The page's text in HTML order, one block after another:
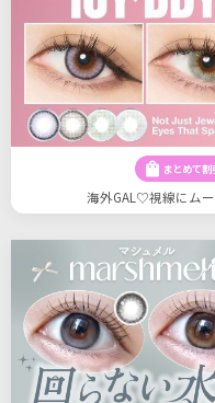
shopping_bag まとめて割
海外GAL♡視線にム